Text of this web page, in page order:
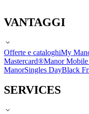
VANTAGGI
Offerte e cataloghiMy
Mastercard®Manor
ManorSingles DayBlack
SERVICES